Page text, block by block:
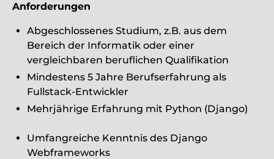
Anforderungen
Abgeschlossenes Studium, z.B. aus dem
Bereich der Informatik oder einer
vergleichbaren beruflichen Qualifikation
Mindestens 5 Jahre Berufserfahrung als
Fullstack-Entwickler
Mehrjährige Erfahrung mit Python (Django)
Umfangreiche Kenntnis des Django
Webframeworks